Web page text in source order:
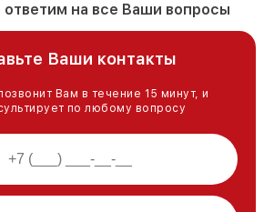
ответим на все Ваши вопросы
Ваши контакты
Вам в течение 15 минут, и
по любому вопросу